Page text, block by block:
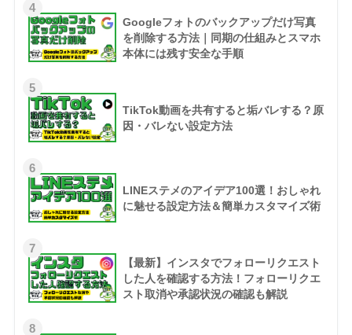
4
Googleフォトのバックアップだけ写真
を削除する方法｜同期の仕組みとスマホ
本体には残す安全な手順
5
TikTok動画を共有すると垢バレする？原
因・バレない設定方法
6
LINEステメのアイデア100選！おしゃれ
に魅せる設定方法＆簡単カスタマイズ術
7
【最新】インスタでフォローリクエスト
した人を確認する方法！フォローリクエ
スト取消や承認状況の確認も解説
8